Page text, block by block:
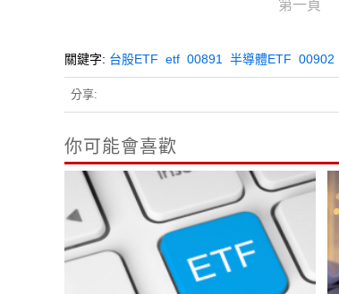
第一頁
關鍵字: 台股ETF etf 00891 半導體ETF 00902
分享:
你可能會喜歡